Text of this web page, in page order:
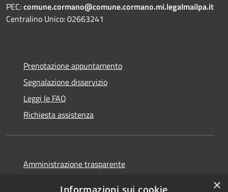
PEC:comune.cormano@comune.cormano.mi.legalmailpa.it
Centralino Unico: 02663241
Prenotazione appuntamento
Segnalazione disservizio
Leggi le FAQ
Richiesta assistenza
Amministrazione trasparente
×
Informazioni sui cookie